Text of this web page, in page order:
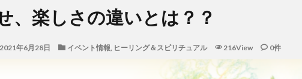
、楽しさの違いとは？？
2021年6月28日 イベント情報, ヒーリング＆スピリチュアル 216View 0件